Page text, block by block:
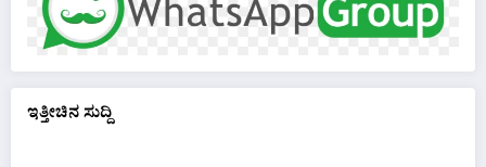
ಇತ್ತೀಚಿನ ಸುದ್ದಿ